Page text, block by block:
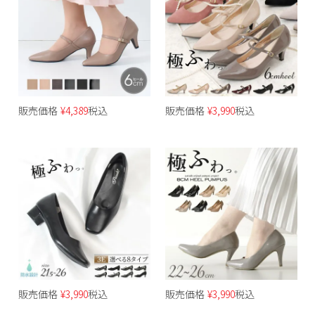
販売価格 ¥4,389税込 販売価格 ¥3,990税込
販売価格 ¥3,990税込 販売価格 ¥3,990税込